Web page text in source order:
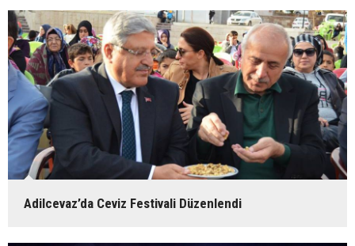
Adilcevaz’da Ceviz Festivali Düzenlendi